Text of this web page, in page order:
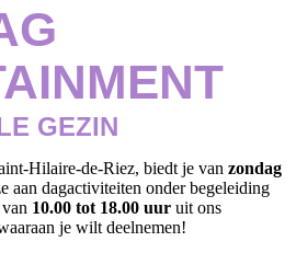
GEZIN
Hilaire-de-Riez, biedt je van zondag
aan dagactiviteiten onder begeleiding
10.00 tot 18.00 uur uit ons
je wilt deelnemen!